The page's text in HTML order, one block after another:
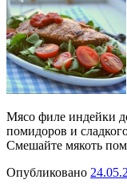
Мясо филе индейки
помидоров и
Смешайте мякоть
Опубликовано